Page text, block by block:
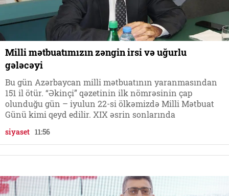
Milli mətbuatımızın zəngin irsi və uğurlu
gələcəyi
Bu gün Azərbaycan milli mətbuatının yaranmasından
151 il ötür. “Əkinçi” qəzetinin ilk nömrəsinin çap
olunduğu gün – iyulun 22-si ölkəmizdə Milli Mətbuat
Günü kimi qeyd edilir. XIX əsrin sonlarında
siyaset 11:56